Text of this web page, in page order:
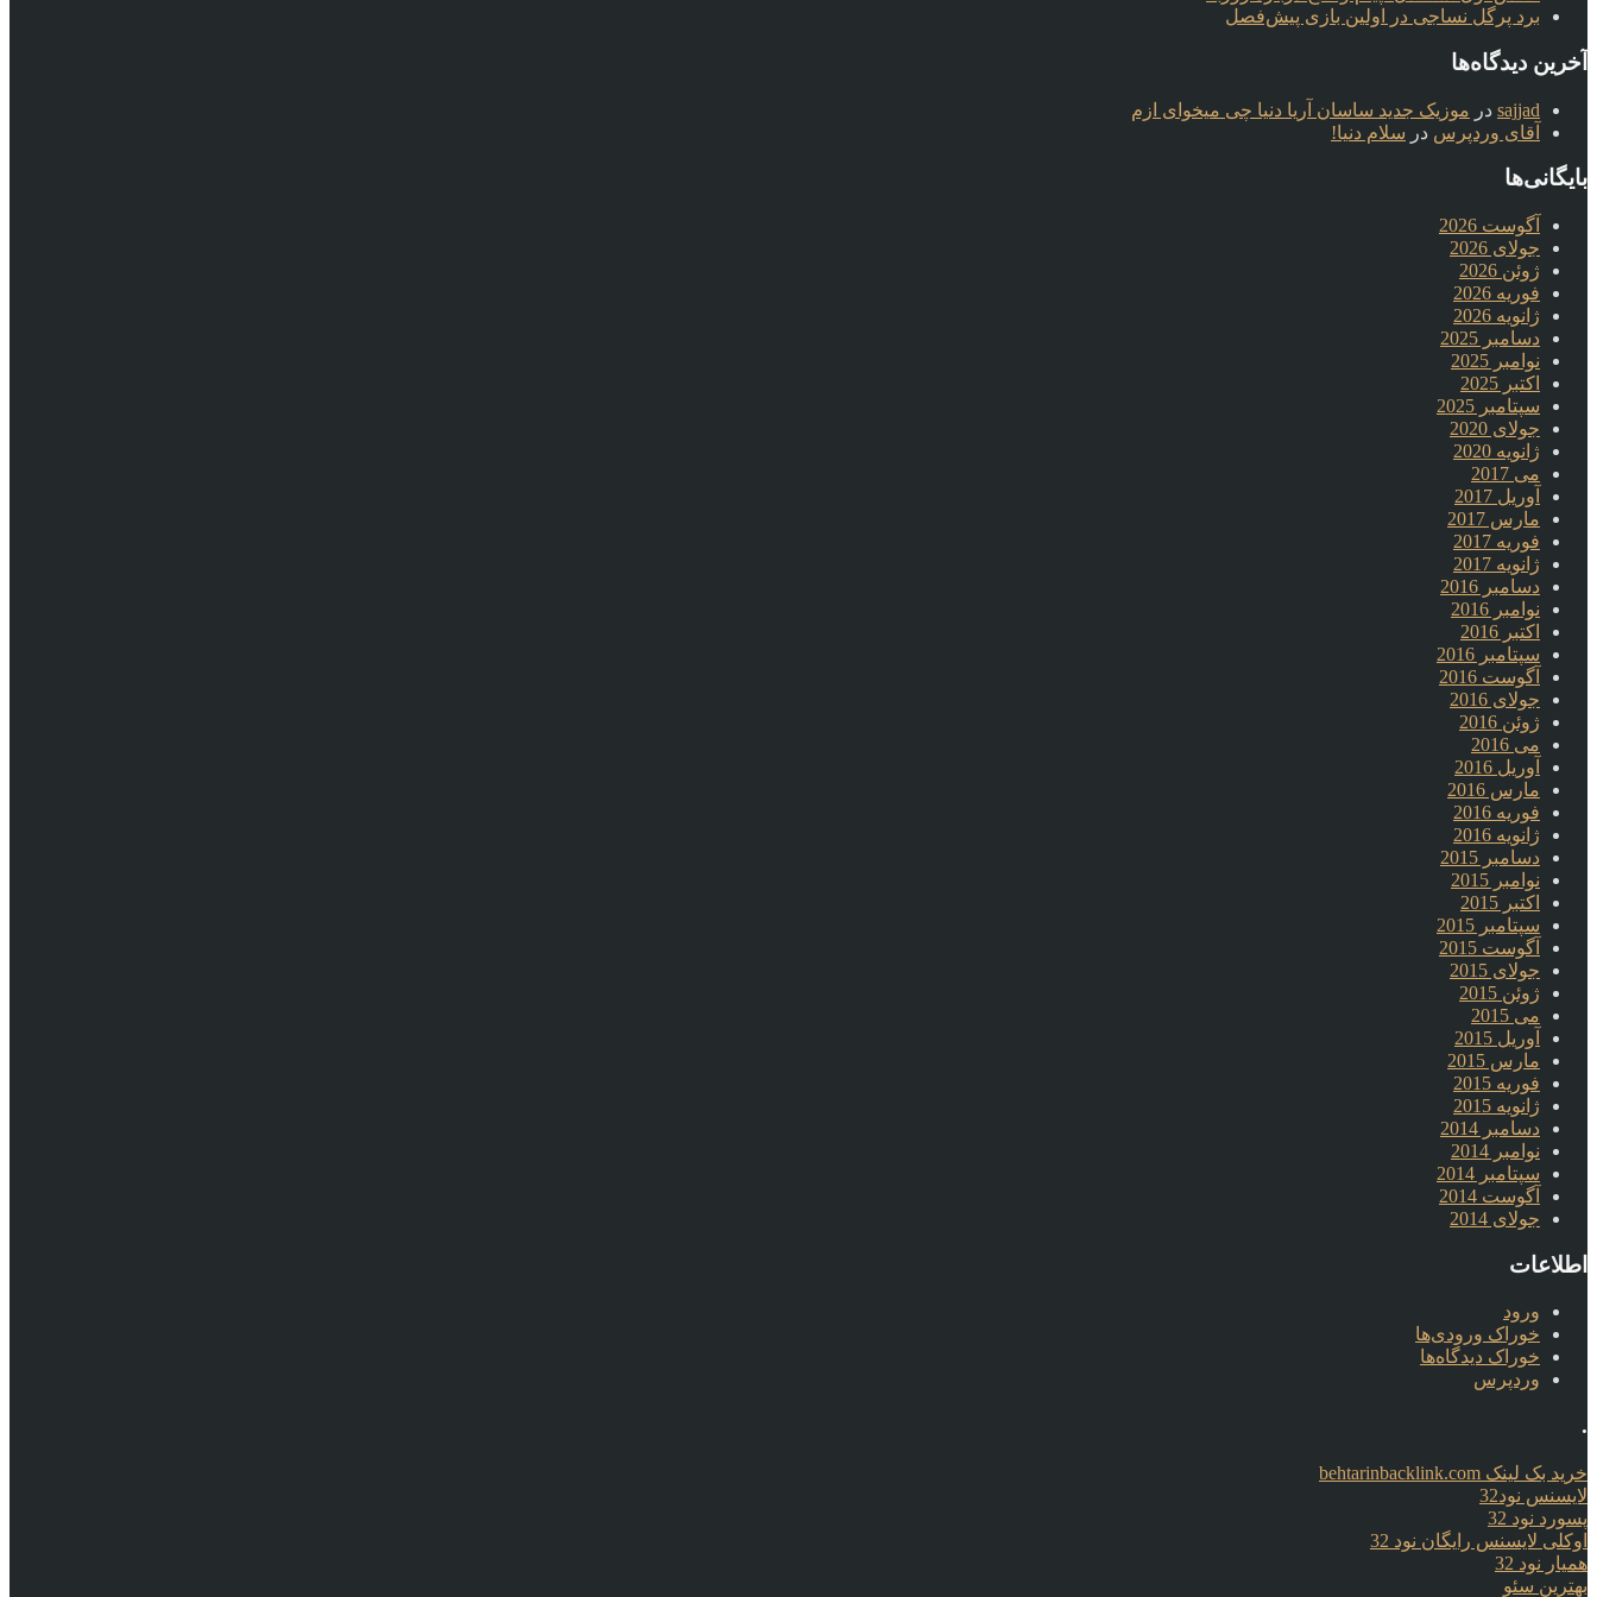
برد پرگل نساجی در اولین بازی پیش‌فصل
آخرین دیدگاه‌ها
sajjad در موزیک جدید ساسان آریا دنیا چی میخوای ازم
آقای وردپرس در سلام دنیا!
بایگانی‌ها
آگوست 2026
جولای 2026
ژوئن 2026
فوریه 2026
ژانویه 2026
دسامبر 2025
نوامبر 2025
اکتبر 2025
سپتامبر 2025
جولای 2020
ژانویه 2020
می 2017
آوریل 2017
مارس 2017
فوریه 2017
ژانویه 2017
دسامبر 2016
نوامبر 2016
اکتبر 2016
سپتامبر 2016
آگوست 2016
جولای 2016
ژوئن 2016
می 2016
آوریل 2016
مارس 2016
فوریه 2016
ژانویه 2016
دسامبر 2015
نوامبر 2015
اکتبر 2015
سپتامبر 2015
آگوست 2015
جولای 2015
ژوئن 2015
می 2015
آوریل 2015
مارس 2015
فوریه 2015
ژانویه 2015
دسامبر 2014
نوامبر 2014
سپتامبر 2014
آگوست 2014
جولای 2014
اطلاعات
ورود
خوراک ورودی‌ها
خوراک دیدگاه‌ها
وردپرس
.
خرید بک لینک behtarinbacklink.com
لایسنس نود32
پسورد نود 32
اوکلی لایسنس رایگان نود 32
همیار نود 32
بهترین سئو